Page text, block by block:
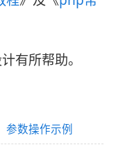
有所帮助。
参数操作示例